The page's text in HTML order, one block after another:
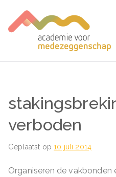
naar
de
verboden
Geplaatst op10 juli 2014
Organiseren de vakbonden